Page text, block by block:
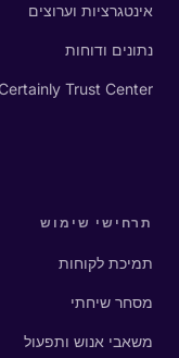
אינטגרציות וערוצים
נתונים ודוחות
Certainly Trust Center
תרחישי שימוש
תמיכת לקוחות
מסחר שיחתי
משאבי אנוש ותפעול